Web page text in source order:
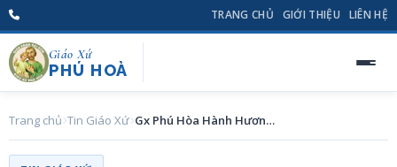
TRANG CHỦ GIỚI THIỆU LIÊN HỆ
Giáo Xứ
PHÚ HOÀ
Trang chủ Tin Giáo Xứ Gx Phú Hòa Hành Hương Năm Đức Tin